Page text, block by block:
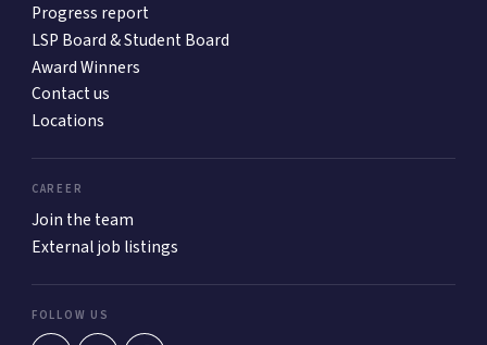
Progress report
LSP Board & Student Board
Award Winners
Contact us
Locations
CAREER
Join the team
External job listings
FOLLOW US